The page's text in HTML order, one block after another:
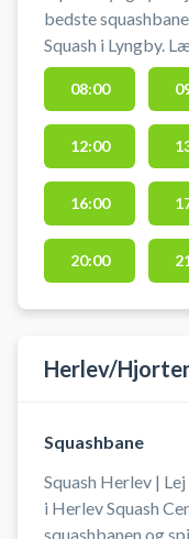
bedste
Squash i Lyngby.
Danmarks største
08:00
12:00
16:00
20:00
Herlev/
Squashbane
Squash Herlev |
i Herlev Squash
squashbanen og